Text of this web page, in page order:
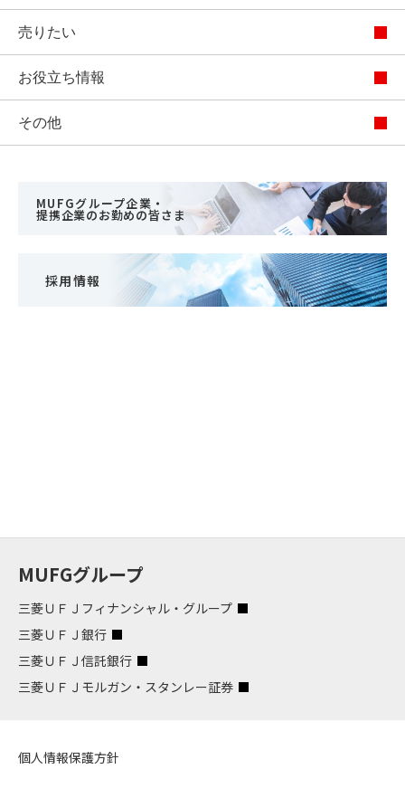
売りたい
お役立ち情報
その他
MUFGグループ企業・
提携企業のお勤めの皆さま
採用情報
MUFGグループ
三菱ＵＦＪフィナンシャル・グループ
三菱ＵＦＪ銀行
三菱ＵＦＪ信託銀行
三菱ＵＦＪモルガン・スタンレー証券
個人情報保護方針